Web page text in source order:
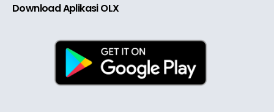
Download Aplikasi OLX